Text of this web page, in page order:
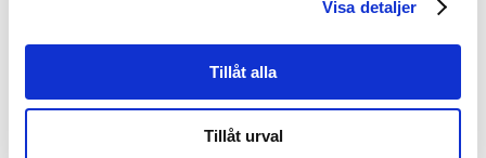
Visa detaljer
Tillåt alla
Tillåt urval
avseende bemanning av biståndshandläggare inom socialtjänsten.
innebär att bolaget kan bidra med kvalificerade socionomkonsulter